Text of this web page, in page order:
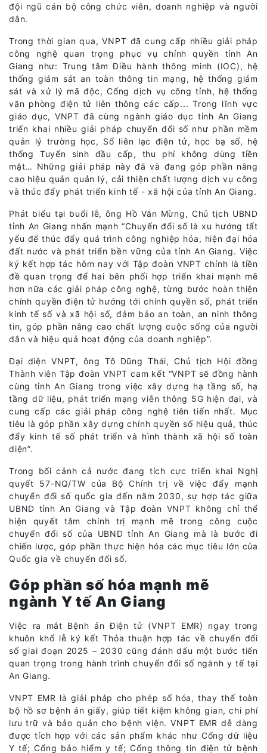
đội ngũ cán bộ công chức viên, doanh nghiệp và người
dân.
Trong thời gian qua, VNPT đã cung cấp nhiều giải pháp
công nghệ quan trọng phục vụ chính quyền tỉnh An
Giang như: Trung tâm Điều hành thông minh (IOC), hệ
thống giám sát an toàn thông tin mạng, hệ thống giám
sát và xử lý mã độc, Cổng dịch vụ công tỉnh, hệ thống
văn phòng điện tử liên thông các cấp... Trong lĩnh vực
giáo dục, VNPT đã cùng ngành giáo dục tỉnh An Giang
triển khai nhiều giải pháp chuyển đổi số như phần mềm
quản lý trường học, Sổ liên lạc điện tử, học bạ số, hệ
thống Tuyển sinh đầu cấp, thu phí không dùng tiền
mặt… Những giải pháp này đã và đang góp phần nâng
cao hiệu quản quản lý, cải thiện chất lượng dịch vụ công
và thúc đẩy phát triển kinh tế - xã hội của tỉnh An Giang.
Phát biểu tại buổi lễ, ông Hồ Văn Mừng, Chủ tịch UBND
tỉnh An Giang nhấn mạnh “Chuyển đổi số là xu hướng tất
yếu để thúc đẩy quá trình công nghiệp hóa, hiện đại hóa
đất nước và phát triển bền vững của tỉnh An Giang. Việc
ký kết hợp tác hôm nay với Tập đoàn VNPT chính là tiền
đề quan trọng để hai bên phối hợp triển khai mạnh mẽ
hơn nữa các giải pháp công nghệ, từng bước hoàn thiện
chính quyền điện tử hướng tới chính quyền số, phát triển
kinh tế số và xã hội số, đảm bảo an toàn, an ninh thông
tin, góp phần nâng cao chất lượng cuộc sống của người
dân và hiệu quả hoạt động của doanh nghiệp”.
Đại diện VNPT, ông Tô Dũng Thái, Chủ tịch Hội đồng
Thành viên Tập đoàn VNPT cam kết “VNPT sẽ đồng hành
cùng tỉnh An Giang trong việc xây dựng hạ tầng số, hạ
tầng dữ liệu, phát triển mạng viễn thông 5G hiện đại, và
cung cấp các giải pháp công nghệ tiên tiến nhất. Mục
tiêu là góp phần xây dựng chính quyền số hiệu quả, thúc
đẩy kinh tế số phát triển và hình thành xã hội số toàn
diện”.
Trong bối cảnh cả nước đang tích cực triển khai Nghị
quyết 57-NQ/TW của Bộ Chính trị về việc đẩy mạnh
chuyển đổi số quốc gia đến năm 2030, sự hợp tác giữa
UBND tỉnh An Giang và Tập đoàn VNPT không chỉ thể
hiện quyết tâm chính trị mạnh mẽ trong công cuộc
chuyển đổi số của UBND tỉnh An Giang mà là bước đi
chiến lược, góp phần thực hiện hóa các mục tiêu lớn của
Quốc gia về chuyển đổi số.
Góp phần số hóa mạnh mẽ
ngành Y tế An Giang
Việc ra mắt Bệnh án Điện tử (VNPT EMR) ngay trong
khuôn khổ lễ ký kết Thỏa thuận hợp tác về chuyển đổi
số giai đoạn 2025 – 2030 cũng đánh dấu một bước tiến
quan trọng trong hành trình chuyển đổi số ngành y tế tại
An Giang.
VNPT EMR là giải pháp cho phép số hóa, thay thế toàn
bộ hồ sơ bệnh án giấy, giúp tiết kiệm không gian, chi phí
lưu trữ và bảo quản cho bệnh viện. VNPT EMR dễ dàng
được tích hợp với các sản phẩm khác như Cổng dữ liệu
Y tế; Cổng bảo hiểm y tế; Cổng thông tin điện tử bệnh